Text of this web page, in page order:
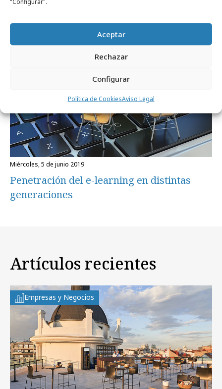
Aceptar
Rechazar
Configurar
Política de CookiesAviso Legal
miércoles, 5 de junio 2019
Penetración del e-learning en distintas
generaciones
Artículos recientes
Empresas y Negocios